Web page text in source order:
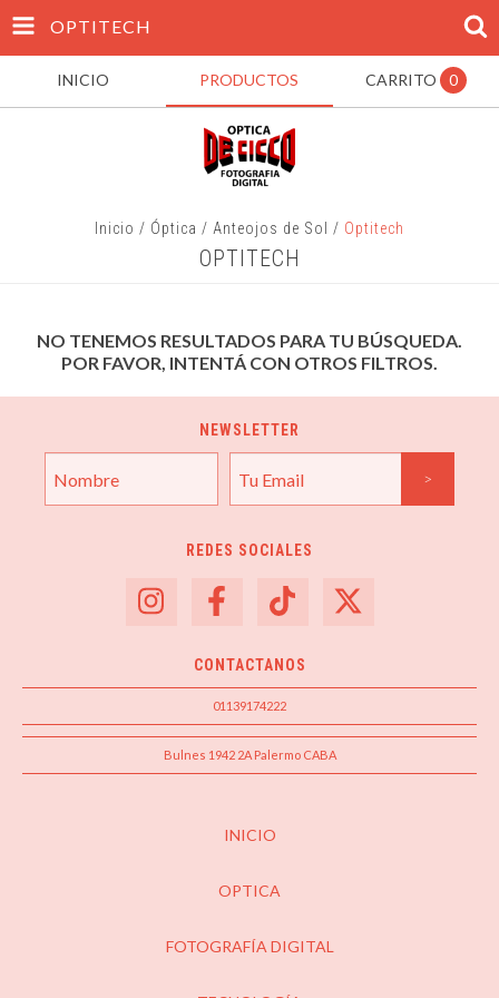
OPTITECH
INICIO PRODUCTOS CARRITO 0
Inicio / Óptica / Anteojos de Sol / Optitech
OPTITECH
NO TENEMOS RESULTADOS PARA TU BÚSQUEDA.
POR FAVOR, INTENTÁ CON OTROS FILTROS.
NEWSLETTER
REDES SOCIALES
CONTACTANOS
01139174222
Bulnes 1942 2A Palermo CABA
INICIO
OPTICA
FOTOGRAFÍA DIGITAL